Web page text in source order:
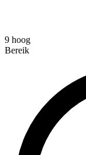
9 hoog
Bereik